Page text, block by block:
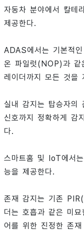
자동차 분야에서 칼테
제공한다.
ADAS에서는 기본적
온 파일럿(NOP)과 같
레이더까지 모든 것을
실내 감지는 탑승자의
신호까지 정확하게 감
다.
스마트홈 및 IoT에서
능을 제공한다.
존재 감지는 기존
더는 호흡과 같은 미
어를 위한 진정한 존